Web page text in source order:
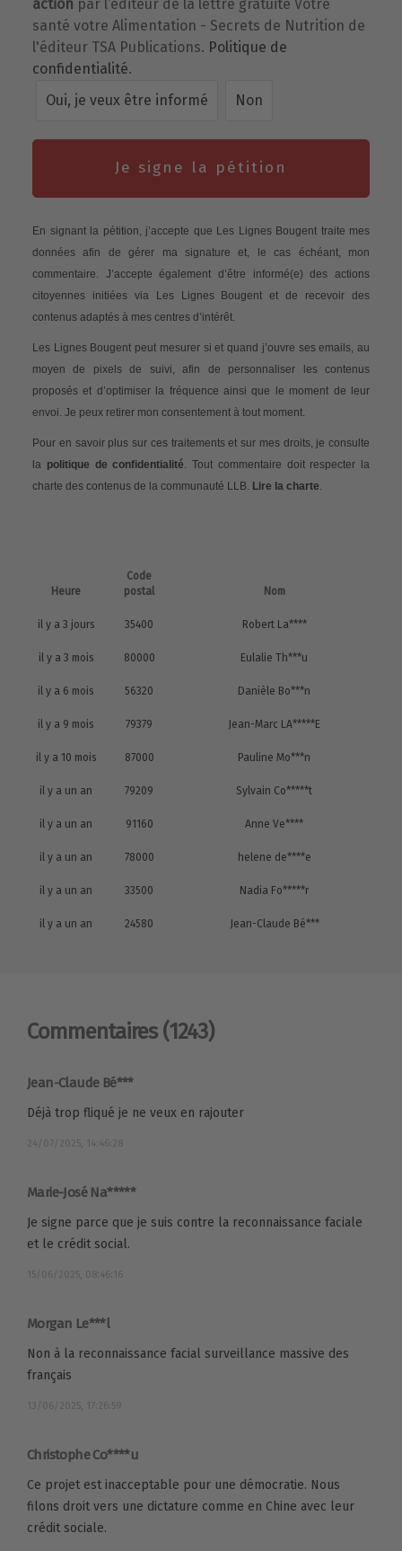
action par l’éditeur de la lettre gratuite Votre
santé votre Alimentation - Secrets de Nutrition de
l'éditeur TSA Publications. Politique de
confidentialité.
Oui, je veux être informé
Non
Je signe la pétition
En signant la pétition, j’accepte que Les Lignes Bougent traite mes
données afin de gérer ma signature et, le cas échéant, mon
commentaire. J’accepte également d’être informé(e) des actions
citoyennes initiées via Les Lignes Bougent et de recevoir des
contenus adaptés à mes centres d’intérêt.
Les Lignes Bougent peut mesurer si et quand j’ouvre ses emails, au
moyen de pixels de suivi, afin de personnaliser les contenus
proposés et d’optimiser la fréquence ainsi que le moment de leur
envoi. Je peux retirer mon consentement à tout moment.
Pour en savoir plus sur ces traitements et sur mes droits, je consulte
la politique de confidentialité. Tout commentaire doit respecter la
charte des contenus de la communauté LLB. Lire la charte.
Heure
Code
postal
Nom
il y a 3 jours 35400 Robert La****
il y a 3 mois 80000 Eulalie Th***u
il y a 6 mois 56320 Danièle Bo***n
il y a 9 mois 79379 Jean-Marc LA*****E
il y a 10 mois 87000 Pauline Mo***n
il y a un an 79209 Sylvain Co*****t
il y a un an 91160 Anne Ve****
il y a un an 78000 helene de****e
il y a un an 33500 Nadia Fo*****r
il y a un an 24580 Jean-Claude Bé***
Commentaires (1243)
Jean-Claude Bé***
Déjà trop fliqué je ne veux en rajouter
24/07/2025, 14:46:28
Marie-José Na*****
Je signe parce que je suis contre la reconnaissance faciale
et le crédit social.
15/06/2025, 08:46:16
Morgan Le***l
Non à la reconnaissance facial surveillance massive des
français
13/06/2025, 17:26:59
Christophe Co****u
Ce projet est inacceptable pour une démocratie. Nous
filons droit vers une dictature comme en Chine avec leur
crédit sociale.